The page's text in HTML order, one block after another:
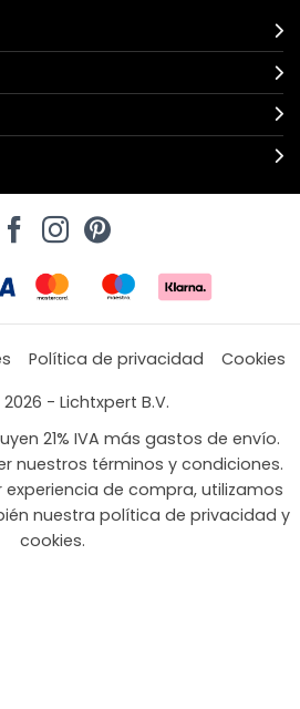
Política de privacidad
Cookies
- Lichtxpert B.V.
21% IVA más gastos de envío.
nuestros términos y condiciones.
experiencia de compra, utilizamos
nuestra política de privacidad y
cookies.